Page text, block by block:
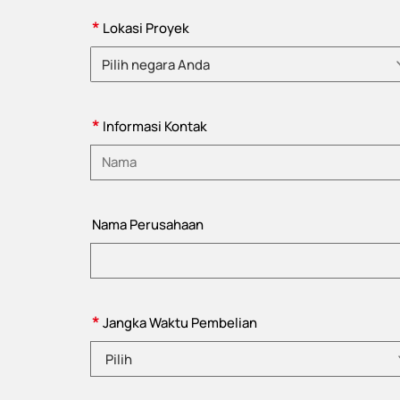
* Lokasi Proyek
Pilih negara Anda
* Informasi Kontak
Nama Perusahaan
*Jangka Waktu Pembelian